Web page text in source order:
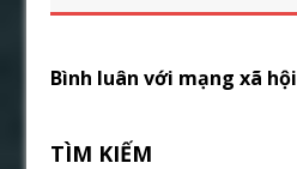
Bình luân với mạng xã hội
TÌM KIẾM